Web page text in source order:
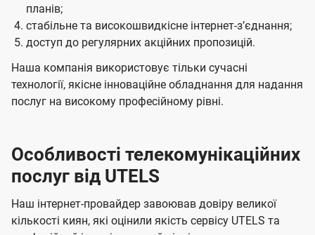
планів;
стабільне та високошвидкісне інтернет-зʼєднання;
доступ до регулярних акційних пропозицій.
Наша компанія використовує тільки сучасні
технології, якісне інноваційне обладнання для надання
послуг на високому професійному рівні.
Особливості телекомунікаційних
послуг від UTELS
Наш інтернет-провайдер завоював довіру великої
кількості киян, які оцінили якість сервісу UTELS та